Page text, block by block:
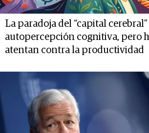
La paradoja del “capital
autopercepción cognitiva, pero
atentan contra la productividad